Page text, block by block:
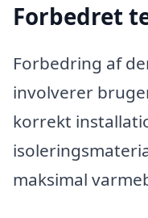
Forbedret
Forbedring af
involverer
korrekt
maksimal